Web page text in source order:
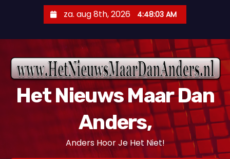
za. aug 8th, 2026 4:48:04 AM
Het Nieuws Maar Dan
Anders,
Anders Hoor Je Het Niet!